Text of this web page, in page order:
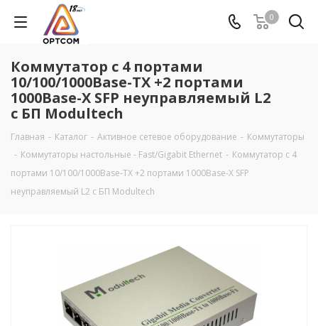
0
Коммутатор c 4 портами
10/100/1000Base-TX +2 портами
1000Base-X SFP неуправляемый L2
с БП Modultech
Главная - Каталог - Активное сетевое оборудование - Коммутаторы
- Коммутаторы настольные - Fast/Gigabit Ethernet - Коммутатор c 4
портами 10/100/1000Base-TX +2 портами 1000Base-X SFP
неуправляемый L2 с БП Modultech